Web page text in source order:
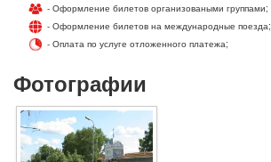
- Оформление билетов организоваными группами;
- Оформление билетов на международные поезда;
- Оплата по услуге отложенного платежа;
Фотографии